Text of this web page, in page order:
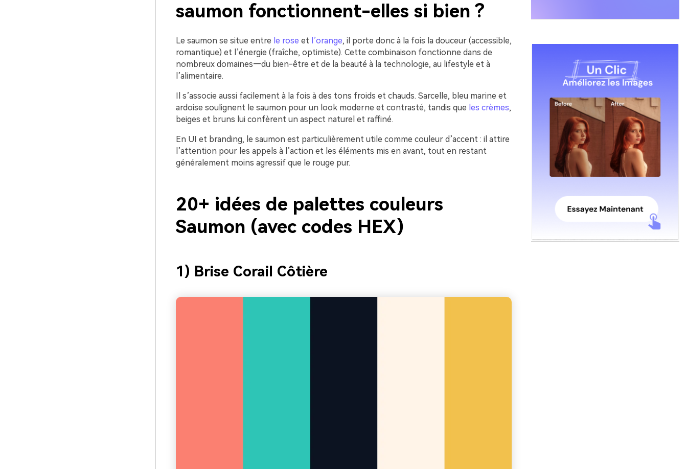
saumon fonctionnent-elles si bien ?
Le saumon se situe entre le rose et l’orange, il porte donc à la fois la douceur (accessible,
romantique) et l’énergie (fraîche, optimiste). Cette combinaison fonctionne dans de
nombreux domaines—du bien-être et de la beauté à la technologie, au lifestyle et à
l’alimentaire.
Il s’associe aussi facilement à la fois à des tons froids et chauds. Sarcelle, bleu marine et
ardoise soulignent le saumon pour un look moderne et contrasté, tandis que les crèmes,
beiges et bruns lui confèrent un aspect naturel et raffiné.
En UI et branding, le saumon est particulièrement utile comme couleur d’accent : il attire
l’attention pour les appels à l’action et les éléments mis en avant, tout en restant
généralement moins agressif que le rouge pur.
20+ idées de palettes couleurs
Saumon (avec codes HEX)
1) Brise Corail Côtière